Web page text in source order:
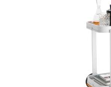
Cesto de roupas